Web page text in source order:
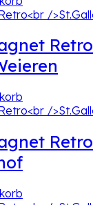
Retro
Retro